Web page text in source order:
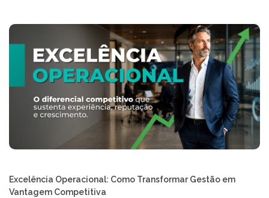
Excelência Operacional: Como Transformar Gestão em
Vantagem Competitiva